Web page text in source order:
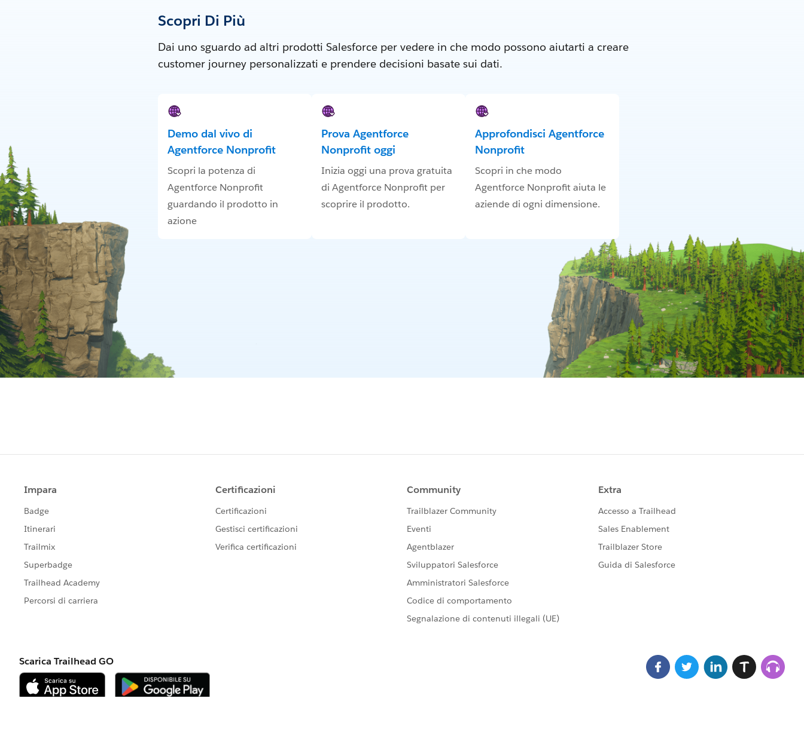
Scopri Di Più
Dai uno sguardo ad altri prodotti Salesforce per vedere in che modo possono aiutarti a creare
customer journey personalizzati e prendere decisioni basate sui dati.
Demo dal vivo di
Agentforce Nonprofit
Scopri la potenza di
Agentforce Nonprofit
guardando il prodotto in
azione
Prova Agentforce
Nonprofit oggi
Inizia oggi una prova gratuita
di Agentforce Nonprofit per
scoprire il prodotto.
Approfondisci Agentforce
Nonprofit
Scopri in che modo
Agentforce Nonprofit aiuta le
aziende di ogni dimensione.